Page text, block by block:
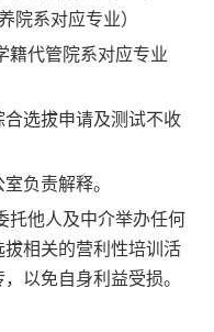
院系对应专业）
籍代管院系对应专业
选拔申请及测试不收
负责解释。
托他人及中介举办任何
相关的营利性培训活
以免自身利益受损。